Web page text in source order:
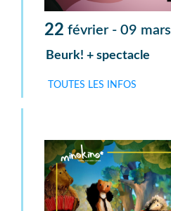
22 février - 09 mars
Beurk! + spectacle
TOUTES LES INFOS